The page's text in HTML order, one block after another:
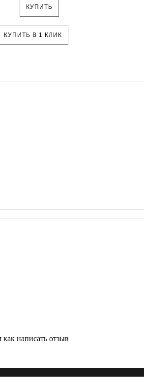
КУПИТЬ
КУПИТЬ В 1 КЛИК
как написать отзыв